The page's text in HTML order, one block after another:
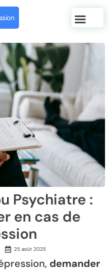
Psychiatre :
en cas de
25 août 2025
demander